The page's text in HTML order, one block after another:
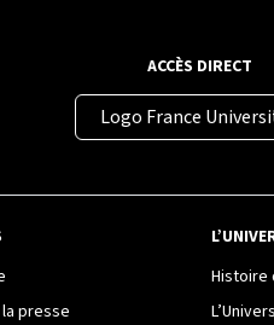
ACCÈS DIRECT
Logo France
presse
Histoire